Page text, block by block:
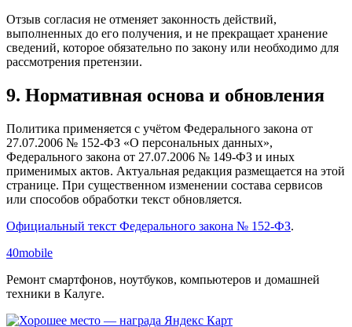
Отзыв согласия не отменяет законность действий,
выполненных до его получения, и не прекращает хранение
сведений, которое обязательно по закону или необходимо для
рассмотрения претензии.
9. Нормативная основа и обновления
Политика применяется с учётом Федерального закона от
27.07.2006 № 152-ФЗ «О персональных данных»,
Федерального закона от 27.07.2006 № 149-ФЗ и иных
применимых актов. Актуальная редакция размещается на этой
странице. При существенном изменении состава сервисов
или способов обработки текст обновляется.
Официальный текст Федерального закона № 152-ФЗ.
40mobile
Ремонт смартфонов, ноутбуков, компьютеров и домашней
техники в Калуге.